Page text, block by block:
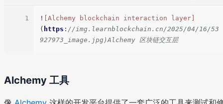
1 !
[Alchemy blockchain interaction layer]
( https : //img.learnblockchain.cn/2025/04/16/53
927973_image.jpg)Alchemy 区块链交互层
Alchemy 工具